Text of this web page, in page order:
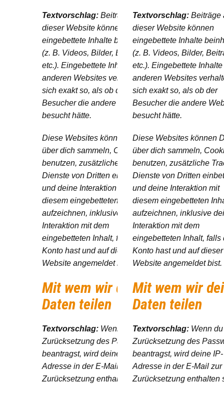
Textvorschlag: Beiträge auf
dieser Website können
eingebettete Inhalte beinhalten
(z. B. Videos, Bilder, Beiträge
etc.). Eingebettete Inhalte von
anderen Websites verhalten
sich exakt so, als ob der
Besucher die andere Website
besucht hätte.
Diese Websites können Daten
über dich sammeln, Cookies
benutzen, zusätzliche Tracking-
Dienste von Dritten einbetten
und deine Interaktion mit
diesem eingebetteten Inhalt
aufzeichnen, inklusive deiner
Interaktion mit dem
eingebetteten Inhalt, falls du ein
Konto hast und auf dieser
Website angemeldet bist.
Mit wem wir deine
Daten teilen
Textvorschlag: Wenn du eine
Zurücksetzung des Passworts
beantragst, wird deine IP-
Adresse in der E-Mail zur
Zurücksetzung enthalten sein.
Textvorschlag: Beiträge
dieser Website können
eingebettete Inhalte
(z. B. Videos, Bilder,
etc.). Eingebettete
anderen Websites
sich exakt so, als ob der
Besucher die andere
besucht hätte.
Diese Websites können
über dich sammeln,
benutzen, zusätzliche
Dienste von Dritten
und deine Interaktion mit
diesem eingebetteten
aufzeichnen, inklusive
Interaktion mit dem
eingebetteten Inhalt, falls
Konto hast und auf dieser
Website angemeldet bist.
Mit wem wir
Daten teilen
Textvorschlag: Wenn
Zurücksetzung des
beantragst, wird deine IP-
Adresse in der E-Mail zur
Zurücksetzung enthalten